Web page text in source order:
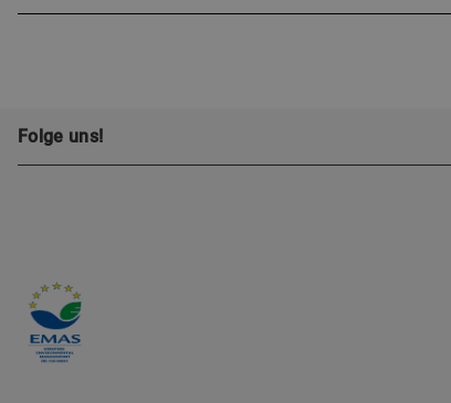
Folge uns!